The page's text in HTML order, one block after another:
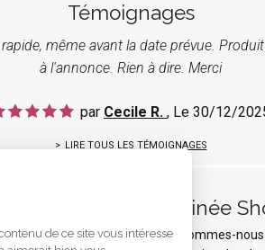
Témoignages
même avant la date prévue.
à l'annonce. Rien à dire. Merci
par Cecile R. , Le 30/12/
LIRE TOUS LES TÉMOIGNAGES
Périnée
Qui sommes-nous
avant